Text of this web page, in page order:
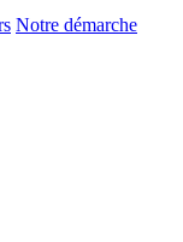
Notre démarche